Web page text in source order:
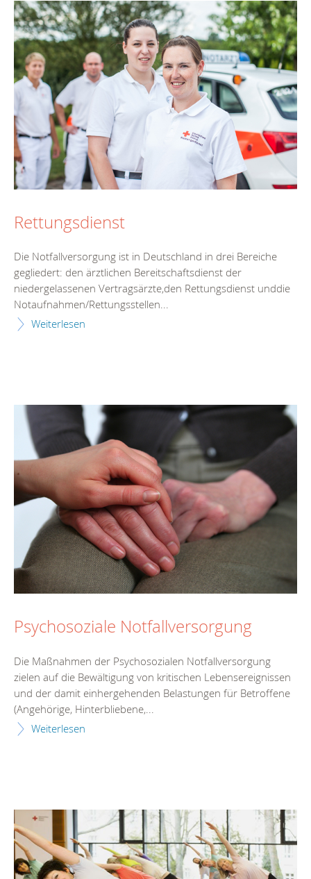
Rettungsdienst
Die Notfallversorgung ist in Deutschland in drei Bereiche
gegliedert: den ärztlichen Bereitschaftsdienst der
niedergelassenen Vertragsärzte,den Rettungsdienst unddie
Notaufnahmen/Rettungsstellen...
Weiterlesen
Psychosoziale Notfallversorgung
Die Maßnahmen der Psychosozialen Notfallversorgung
zielen auf die Bewältigung von kritischen Lebensereignissen
und der damit einhergehenden Belastungen für Betroffene
(Angehörige, Hinterbliebene,...
Weiterlesen